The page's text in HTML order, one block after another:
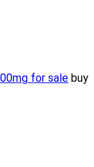
for sale buy